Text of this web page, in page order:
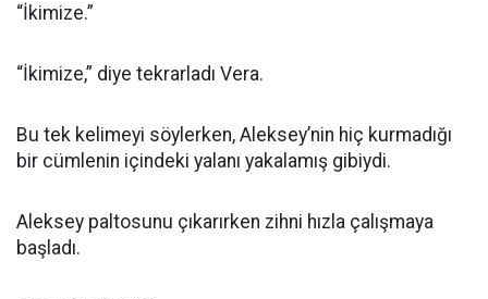
“İkimize.”
“İkimize,” diye tekrarladı Vera.
Bu tek kelimeyi söylerken, Aleksey’nin hiç kurmadığı
bir cümlenin içindeki yalanı yakalamış gibiydi.
Aleksey paltosunu çıkarırken zihni hızla çalışmaya
başladı.